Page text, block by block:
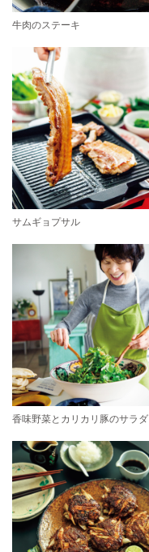
牛肉のステーキ
サムギョプサル
香味野菜とカリカリ豚のサラダ